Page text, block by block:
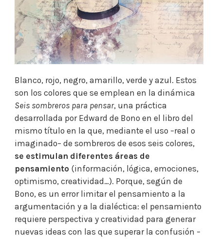
Blanco, rojo, negro, amarillo, verde y azul. Estos
son los colores que se emplean en la dinámica
Seis sombreros para pensar, una práctica
desarrollada por Edward de Bono en el libro del
mismo título en la que, mediante el uso –real o
imaginado– de sombreros de esos seis colores,
se estimulan diferentes áreas de
pensamiento (información, lógica, emociones,
optimismo, creatividad…). Porque, según de
Bono, es un error limitar el pensamiento a la
argumentación y a la dialéctica: el pensamiento
requiere perspectiva y creatividad para generar
nuevas ideas con las que superar la confusión –